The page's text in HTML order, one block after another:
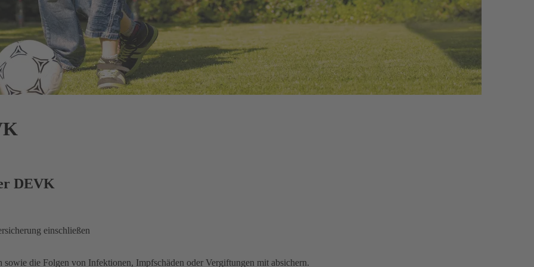
DEVK
einschließen
die Folgen von Infektionen, Impfschäden oder Vergiftungen mit absichern.